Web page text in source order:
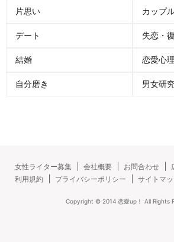
片思い カップ
デート 失恋・
結婚 恋愛心理
自分磨き 男女研
女性ライター募集 会社概要 お問合わせ
利用規約
プライバシーポリシー サイトマ
Copyright © 2014 恋愛up！ All Rights